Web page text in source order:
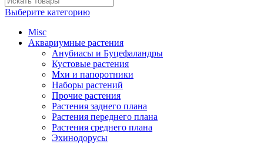
Выберите категорию
Misc
Аквариумные растения
Анубиасы и Буцефаландры
Кустовые растения
Мхи и папоротники
Наборы растений
Прочие растения
Растения заднего плана
Растения переднего плана
Растения среднего плана
Эхинодорусы